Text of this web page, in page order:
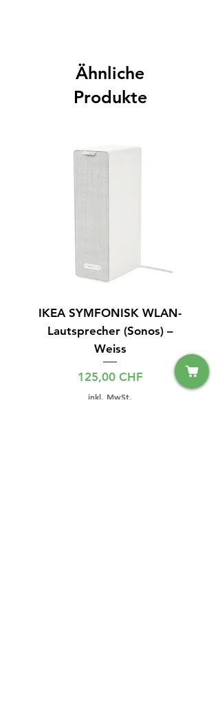
Ähnliche
Produkte
IKEA SYMFONISK WLAN-
Lautsprecher (Sonos) –
Weiss
Preis
125,00 CHF
inkl. MwSt.